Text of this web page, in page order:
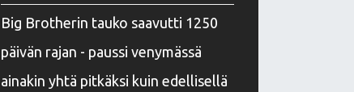
Big Brotherin tauko saavutti 1250
päivän rajan - paussi venymässä
ainakin yhtä pitkäksi kuin edellisellä